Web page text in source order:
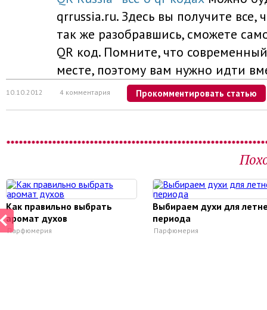
qrrussia.ru. Здесь вы получите все,
так же разобравшись, сможете
QR код. Помните, что
месте, поэтому вам нужно идти
10.10.2012 4 комментария Прокомментировать статью
Как правильно выбрать
аромат духов
Парфюмерия
Выбираем духи для
периода
Парфюмерия